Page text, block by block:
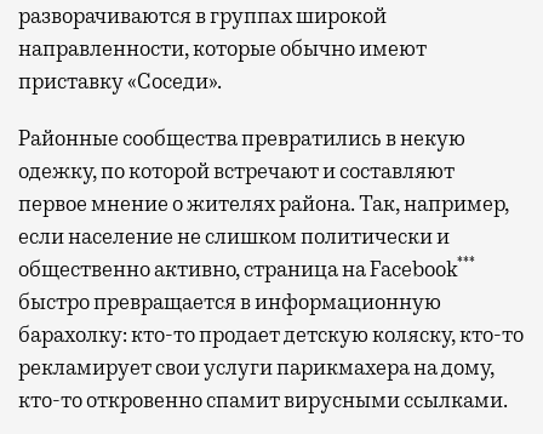
разворачиваются в группах широкой
направленности, которые обычно имеют
приставку «Соседи».
Районные сообщества превратились в некую
одежку, по которой встречают и составляют
первое мнение о жителях района. Так, например,
если население не слишком политически и
общественно активно, страница на Facebook***
быстро превращается в информационную
барахолку: кто-то продает детскую коляску, кто-то
рекламирует свои услуги парикмахера на дому,
кто-то откровенно спамит вирусными ссылками.